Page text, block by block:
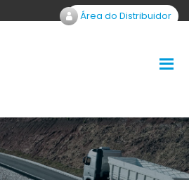
Área do Distribuidor